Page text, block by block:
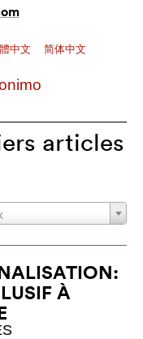
中文 简体中文
articles
À